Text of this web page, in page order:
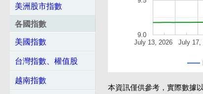
美洲股市指數
各國指數
美國指數
台灣指數、權值股
越南指數
July 13, 2026 July 17,
9.0
本資訊僅供參考，實際數據